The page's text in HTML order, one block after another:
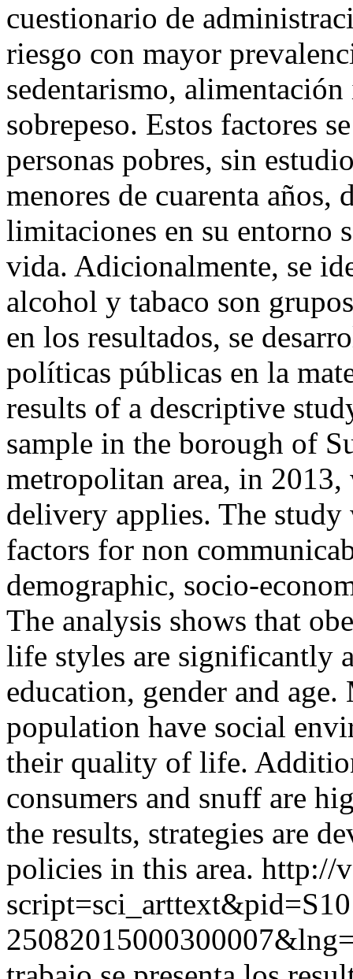
cuestionario de
riesgo con mayor
sedentarismo,
sobrepeso. Estos factores
personas pobres, sin
menores de cuarenta
limitaciones en su entorno
vida. Adicionalmente, se
alcohol y tabaco son
en los resultados, se
políticas públicas en la
results of a descriptive
sample in the borough of
metropolitan area, in 2013,
delivery applies. The
factors for non
demographic, socio-
The analysis shows that
life styles are significantly
education, gender and
population have social
their quality of life.
consumers and snuff are
the results, strategies are
policies in this area. http://